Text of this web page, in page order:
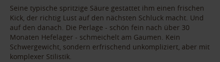
Seine typische spritzige Säure gestattet ihm einen frischen
Kick, der richtig Lust auf den nächsten Schluck macht. Und
auf den danach. Die Perlage - schön fein nach über 30
Monaten Hefelager - schmeichelt am Gaumen. Kein
Schwergewicht, sondern erfrischend unkompliziert, aber mit
komplexer Stilistik.